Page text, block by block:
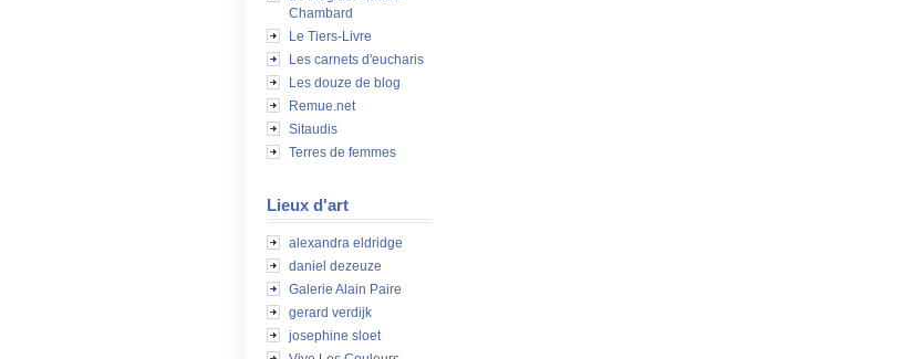
Chambard
Le Tiers-Livre
Les carnets d'eucharis
Les douze de blog
Remue.net
Sitaudis
Terres de femmes
Lieux d'art
alexandra eldridge
daniel dezeuze
Galerie Alain Paire
gerard verdijk
josephine sloet